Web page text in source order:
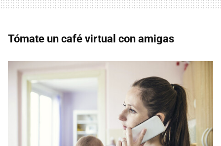
Tómate un café virtual con amigas